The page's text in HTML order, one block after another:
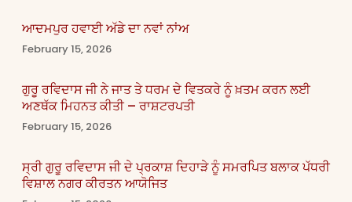
ਆਦਮਪੁਰ ਹਵਾਈ ਅੱਡੇ ਦਾ ਨਵਾਂ ਨਾਂਅ
February 15, 2026
ਗੁਰੂ ਰਵਿਦਾਸ ਜੀ ਨੇ ਜਾਤ ਤੇ ਧਰਮ ਦੇ ਵਿਤਕਰੇ ਨੂੰ ਖ਼ਤਮ ਕਰਨ ਲਈ
ਅਣਥੱਕ ਮਿਹਨਤ ਕੀਤੀ – ਰਾਸ਼ਟਰਪਤੀ
February 15, 2026
ਸ੍ਰੀ ਗੁਰੂ ਰਵਿਦਾਸ ਜੀ ਦੇ ਪ੍ਰਕਾਸ਼ ਦਿਹਾੜੇ ਨੂੰ ਸਮਰਪਿਤ ਬਲਾਕ ਪੱਧਰੀ
ਵਿਸ਼ਾਲ ਨਗਰ ਕੀਰਤਨ ਆਯੋਜਿਤ